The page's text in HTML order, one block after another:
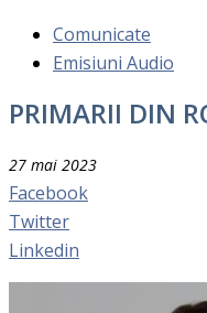
Comunicate
Emisiuni Audio
PRIMARII DIN
27 mai 2023
Facebook
Twitter
Linkedin